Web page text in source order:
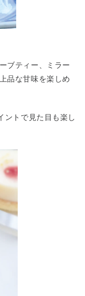
ブティー、ミラー
品な甘味を楽しめ
ントで見た目も楽し